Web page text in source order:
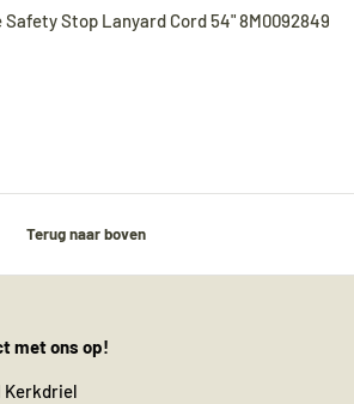
Safety Stop Lanyard Cord 54" 8M0092849
Terug naar boven
met ons op!
Kerkdriel